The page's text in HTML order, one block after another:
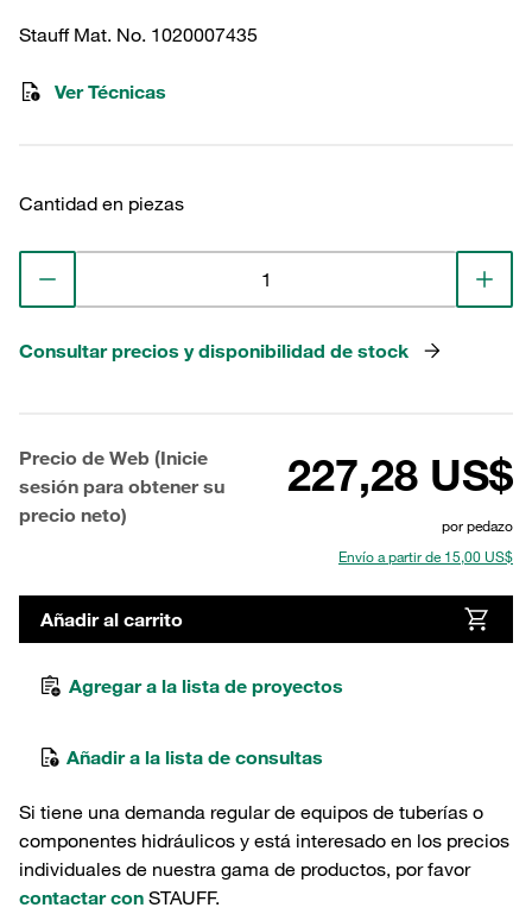
Stauff Mat. No. 1020007435
Ver Técnicas
Cantidad en piezas
Consultar precios y disponibilidad de stock
Precio de Web (Inicie
sesión para obtener su
precio neto)
227,28 US$
por pedazo
Envío a partir de 15,00 US$
Añadir al carrito
Agregar a la lista de proyectos
Añadir a la lista de consultas
Si tiene una demanda regular de equipos de tuberías o
componentes hidráulicos y está interesado en los precios
individuales de nuestra gama de productos, por favor
contactar con STAUFF.